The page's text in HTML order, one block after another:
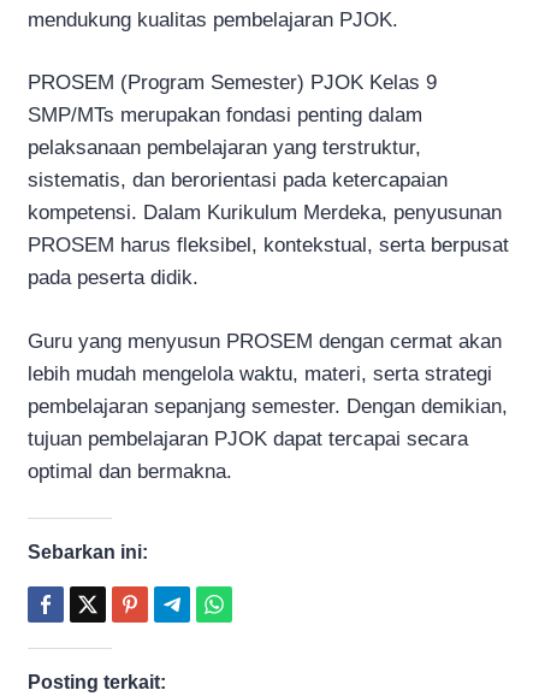
mendukung kualitas pembelajaran PJOK.
PROSEM (Program Semester) PJOK Kelas 9
SMP/MTs merupakan fondasi penting dalam
pelaksanaan pembelajaran yang terstruktur,
sistematis, dan berorientasi pada ketercapaian
kompetensi. Dalam Kurikulum Merdeka, penyusunan
PROSEM harus fleksibel, kontekstual, serta berpusat
pada peserta didik.
Guru yang menyusun PROSEM dengan cermat akan
lebih mudah mengelola waktu, materi, serta strategi
pembelajaran sepanjang semester. Dengan demikian,
tujuan pembelajaran PJOK dapat tercapai secara
optimal dan bermakna.
Sebarkan ini:
Posting terkait: